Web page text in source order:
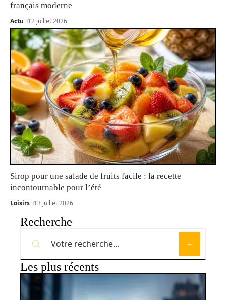
français moderne
Actu 12 juillet 2026
Sirop pour une salade de fruits facile : la recette
incontournable pour l’été
Loisirs 13 juillet 2026
Recherche
Les plus récents